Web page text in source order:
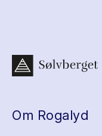
Om Rogalyd